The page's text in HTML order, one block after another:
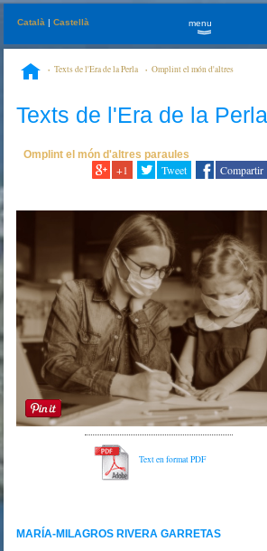
Català |Castellà menu
»
Texts de l'Era de la Perla
Omplint el món d'altres
Texts de l'Era de la Perla
Omplint el món d'altres paraules
+1 Tweet Compartir
Text en format PDF
MARÍA-MILAGROS RIVERA GARRETAS